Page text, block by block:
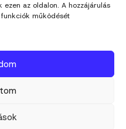
az oldalon. A hozzájárulás
működését